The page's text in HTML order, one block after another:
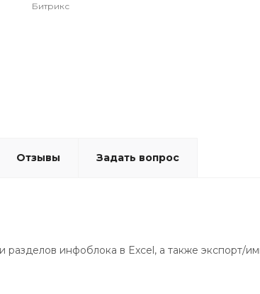
Битрикс
Отзывы Задать вопрос
инфоблока в Excel, а также экспорт/